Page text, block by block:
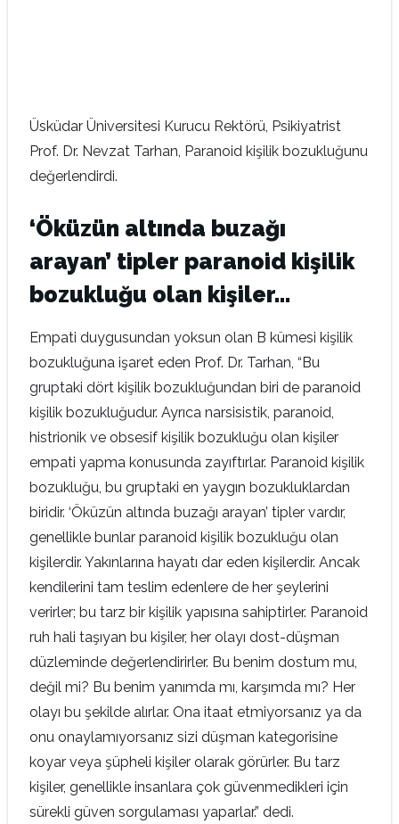
Üsküdar Üniversitesi Kurucu Rektörü, Psikiyatrist
Prof. Dr. Nevzat Tarhan, Paranoid kişilik bozukluğunu
değerlendirdi.
‘Öküzün altında buzağı
arayan’ tipler paranoid kişilik
bozukluğu olan kişiler…
Empati duygusundan yoksun olan B kümesi kişilik
bozukluğuna işaret eden Prof. Dr. Tarhan, “Bu
gruptaki dört kişilik bozukluğundan biri de paranoid
kişilik bozukluğudur. Ayrıca narsisistik, paranoid,
histrionik ve obsesif kişilik bozukluğu olan kişiler
empati yapma konusunda zayıftırlar. Paranoid kişilik
bozukluğu, bu gruptaki en yaygın bozukluklardan
biridir. ‘Öküzün altında buzağı arayan’ tipler vardır,
genellikle bunlar paranoid kişilik bozukluğu olan
kişilerdir. Yakınlarına hayatı dar eden kişilerdir. Ancak
kendilerini tam teslim edenlere de her şeylerini
verirler; bu tarz bir kişilik yapısına sahiptirler. Paranoid
ruh hali taşıyan bu kişiler, her olayı dost-düşman
düzleminde değerlendirirler. Bu benim dostum mu,
değil mi? Bu benim yanımda mı, karşımda mı? Her
olayı bu şekilde alırlar. Ona itaat etmiyorsanız ya da
onu onaylamıyorsanız sizi düşman kategorisine
koyar veya şüpheli kişiler olarak görürler. Bu tarz
kişiler, genellikle insanlara çok güvenmedikleri için
sürekli güven sorgulaması yaparlar.” dedi.